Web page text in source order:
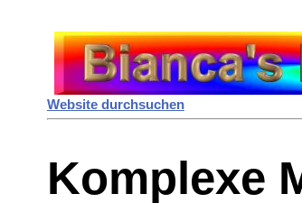
Website durchsuchen
Komplexe